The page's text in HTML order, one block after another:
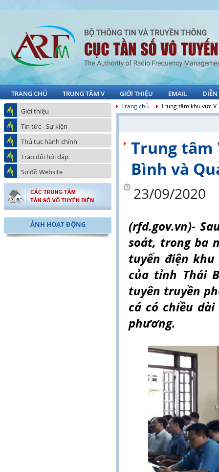
TRANG CHỦ TRUNG TÂM V GIỚI THIỆU EMAIL
Giới thiệu
Tin tức - Sự kiện
Thủ tục hành chính
Trao đổi hỏi đáp
Sơ đồ Website
ẢNH HOẠT ĐỘNG
Trang chủ Trung tâm khu vực V
Trung tâm
Bình và
23/09/2020
(rfd.gov.vn)-
soát, trong ba
tuyến điện khu
của tỉnh Thái
tuyên truyền
cá có chiều
phương.